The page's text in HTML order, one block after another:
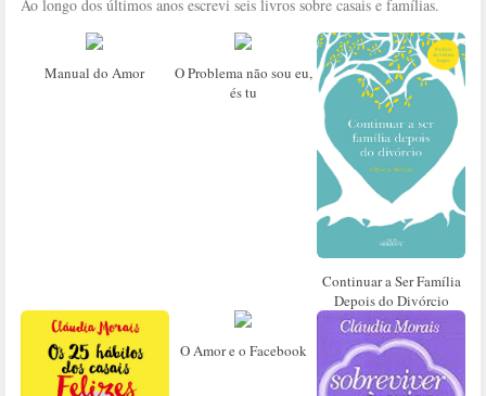
Ao longo dos últimos anos escrevi seis livros sobre casais e famílias.
Manual do Amor
O Problema não sou eu,
és tu
Continuar a Ser Família
Depois do Divórcio
O Amor e o Facebook